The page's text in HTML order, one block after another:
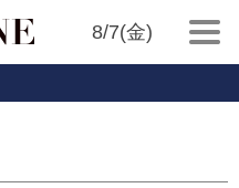
8/7(金)